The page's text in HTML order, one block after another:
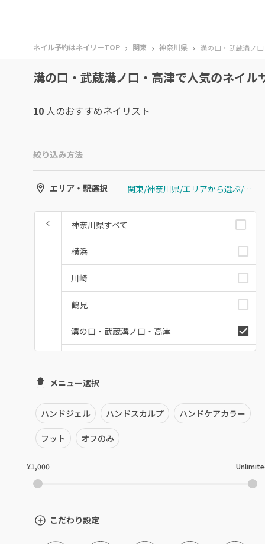
ネイル予約はネイリーTOP › 関東 › 神奈川県 › 溝の口・武蔵溝ノ
溝の口・武蔵溝ノ口・高津で人気のネイル
10 人のおすすめネイリスト
絞り込み方法
エリア・駅選択 関東/神奈川県/エリアから選ぶ/溝の口・武蔵溝ノ口・高津
神奈川県すべて
横浜
川崎
鶴見
溝の口・武蔵溝ノ口・高津
本厚木・海老名・伊勢原
港北・都筑・青葉台
横須賀・鎌倉・逗子
大船・戸塚・保土ヶ谷
メニュー選択
ハンドジェル ハンドスカルプ ハンドケアカラー
フット オフのみ
¥1,000
こだわり設定